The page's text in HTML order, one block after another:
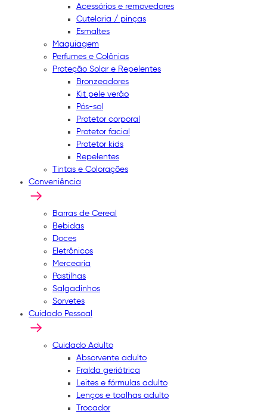
Acessórios e removedores
Cutelaria / pinças
Esmaltes
Maquiagem
Perfumes e Colônias
Proteção Solar e Repelentes
Bronzeadores
Kit pele verão
Pós-sol
Protetor corporal
Protetor facial
Protetor kids
Repelentes
Tintas e Colorações
Conveniência
Barras de Cereal
Bebidas
Doces
Eletrônicos
Mercearia
Pastilhas
Salgadinhos
Sorvetes
Cuidado Pessoal
Cuidado Adulto
Absorvente adulto
Fralda geriátrica
Leites e fórmulas adulto
Lenços e toalhas adulto
Trocador